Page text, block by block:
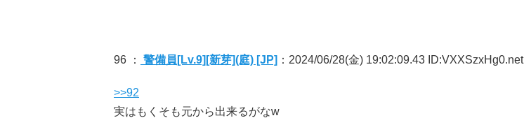
96 ： 警備員[Lv.9][新芽](庭) [JP] ：2024/06/28(金) 19:02:09.43 ID:VXXSzxHg0.net
>>92
実はもくそも元から出来るがなw